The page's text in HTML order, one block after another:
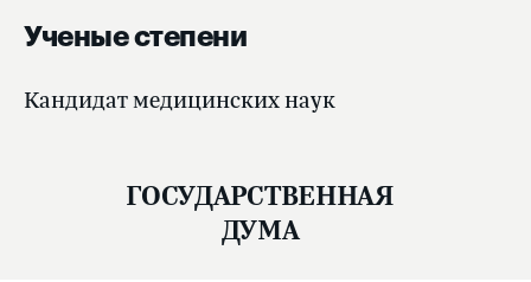
Ученые степени
Кандидат медицинских наук
ГОСУДАРСТВЕННАЯ
ДУМА